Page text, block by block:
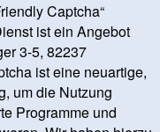
Captcha“
ist ein Angebot
3-5, 82237
ist eine neuartige,
um die Nutzung
Programme und